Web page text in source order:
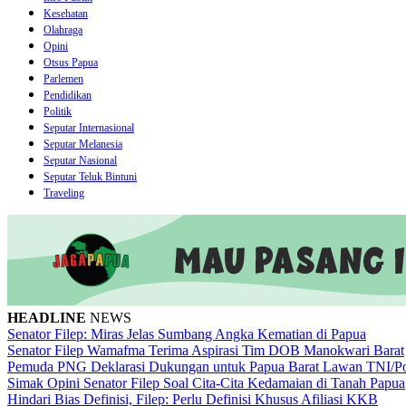
Kesehatan
Olahraga
Opini
Otsus Papua
Parlemen
Pendidikan
Politik
Seputar Internasional
Seputar Melanesia
Seputar Nasional
Seputar Teluk Bintuni
Traveling
HEADLINE NEWS
Senator Filep: Miras Jelas Sumbang Angka Kematian di Papua
Senator Filep Wamafma Terima Aspirasi Tim DOB Manokwari Barat
Pemuda PNG Deklarasi Dukungan untuk Papua Barat Lawan TNI/
Simak Opini Senator Filep Soal Cita-Cita Kedamaian di Tanah Papua
Hindari Bias Definisi, Filep: Perlu Definisi Khusus Afiliasi KKB